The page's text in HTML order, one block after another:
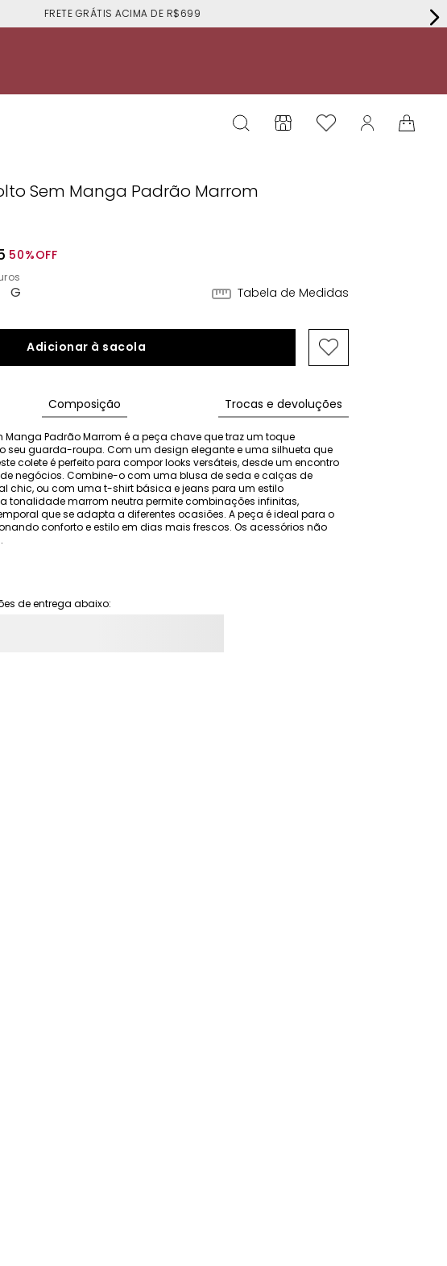
FRETE GRÁTIS ACIMA DE R$699
Sem Manga Padrão Marrom
50%OFF
G Tabela de Medidas
Adicionar à sacola
Composição Trocas e devoluções
Manga Padrão Marrom é a peça chave que traz um toque
seu guarda-roupa. Com um design elegante e uma silhueta que
colete é perfeito para compor looks versáteis, desde um encontro
negócios. Combine-o com uma blusa de seda e calças de
chic, ou com uma t-shirt básica e jeans para um estilo
tonalidade marrom neutra permite combinações infinitas,
que se adapta a diferentes ocasiões. A peça é ideal para o
conforto e estilo em dias mais frescos. Os acessórios não
de entrega abaixo: